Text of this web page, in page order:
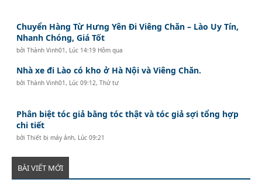
Chuyển Hàng Từ Hưng Yên Đi Viêng Chăn – Lào Uy Tín,
Nhanh Chóng, Giá Tốt
bởiThành Vinh01 , Lúc 14:19 Hôm qua
Nhà xe đi Lào có kho ở Hà Nội và Viêng Chăn.
bởiThành Vinh01 , Lúc 09:12, Thứ tư
Phân biệt tóc giả bằng tóc thật và tóc giả sợi tổng hợp
chi tiết
bởiThiết bị máy ảnh, Lúc 09:21
BÀI VIẾT MỚI